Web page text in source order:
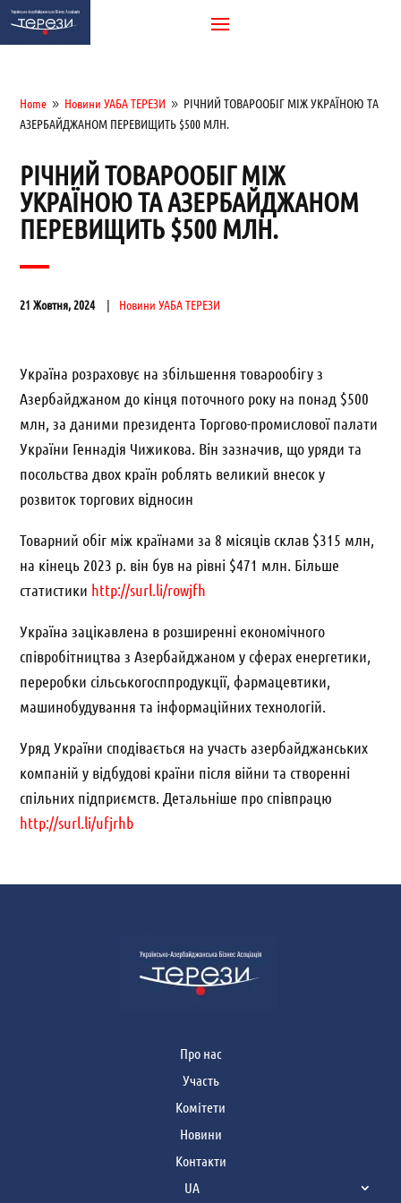
Home 9 Новини УАБА ТЕРЕЗИ 9 РІЧНИЙ ТОВАРООБІГ МІЖ УКРАЇНОЮ ТА
АЗЕРБАЙДЖАНОМ ПЕРЕВИЩИТЬ $500 МЛН.
РІЧНИЙ ТОВАРООБІГ МІЖ
УКРАЇНОЮ ТА АЗЕРБАЙДЖАНОМ
ПЕРЕВИЩИТЬ $500 МЛН.
21 Жовтня, 2024 Новини УАБА ТЕРЕЗИ
Україна розраховує на збільшення товарообігу з
Азербайджаном до кінця поточного року на понад $500
млн, за даними президента Торгово-промислової палати
України Геннадія Чижикова. Він зазначив, що уряди та
посольства двох країн роблять великий внесок у
розвиток торгових відносин
Товарний обіг між країнами за 8 місяців склав $315 млн,
на кінець 2023 р. він був на рівні $471 млн. Більше
статистики http://surl.li/rowjfh
Україна зацікавлена ​​в розширенні економічного
співробітництва з Азербайджаном у сферах енергетики,
переробки сільськогосппродукції, фармацевтики,
машинобудування та інформаційних технологій.
Уряд України сподівається на участь азербайджанських
компаній у відбудові країни після війни та створенні
спільних підприємств. Детальніше про співпрацю
http://surl.li/ufjrhb
Про нас
Участь
Комітети
Новини
Контакти
UA